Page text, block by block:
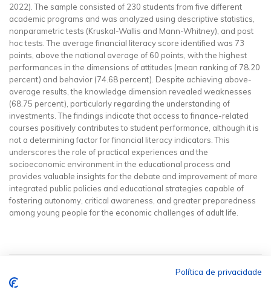
2022). The sample consisted of 230 students from five different
academic programs and was analyzed using descriptive statistics,
nonparametric tests (Kruskal-Wallis and Mann-Whitney), and post
hoc tests. The average financial literacy score identified was 73
points, above the national average of 60 points, with the highest
performances in the dimensions of attitudes (mean ranking of 78.20
percent) and behavior (74.68 percent). Despite achieving above-
average results, the knowledge dimension revealed weaknesses
(68.75 percent), particularly regarding the understanding of
investments. The findings indicate that access to finance-related
courses positively contributes to student performance, although it is
not a determining factor for financial literacy indicators. This
underscores the role of practical experiences and the
socioeconomic environment in the educational process and
provides valuable insights for the debate and improvement of more
integrated public policies and educational strategies capable of
fostering autonomy, critical awareness, and greater preparedness
among young people for the economic challenges of adult life.
Política de privacidade